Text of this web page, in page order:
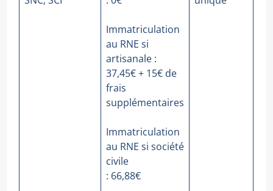
Immatriculation
au RNE si
artisanale :
37,45€ + 15€ de
frais
supplémentaires
Immatriculation
au RNE si société
civile
: 66,88€